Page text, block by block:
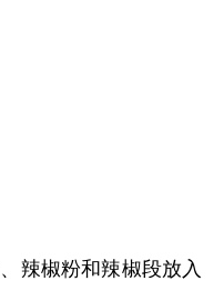
辣椒粉和辣椒段放入